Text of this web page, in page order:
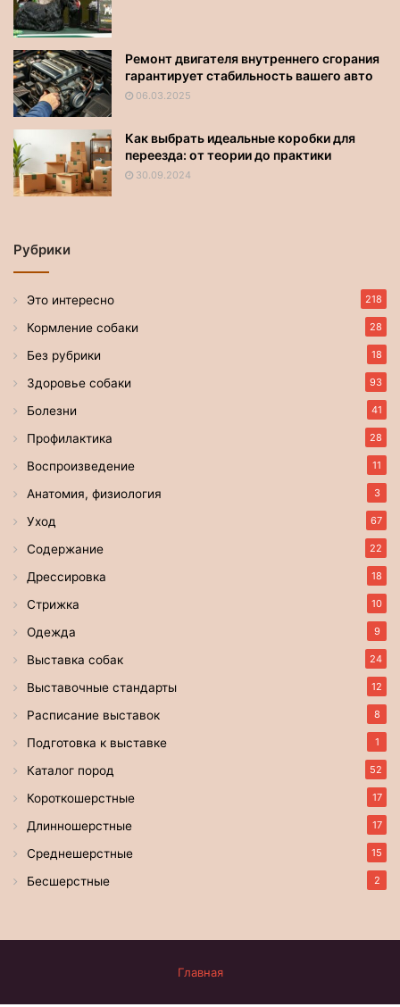
Ремонт двигателя внутреннего сгорания
гарантирует стабильность вашего авто
06.03.2025
Как выбрать идеальные коробки для
переезда: от теории до практики
30.09.2024
Рубрики
Это интересно 218
Кормление собаки 28
Без рубрики 18
Здоровье собаки 93
Болезни 41
Профилактика 28
Воспроизведение 11
Анатомия, физиология 3
Уход 67
Содержание 22
Дрессировка 18
Стрижка 10
Одежда 9
Выставка собак 24
Выставочные стандарты 12
Расписание выставок 8
Подготовка к выставке 1
Каталог пород 52
Короткошерстные 17
Длинношерстные 17
Среднешерстные 15
Бесшерстные 2
Главная